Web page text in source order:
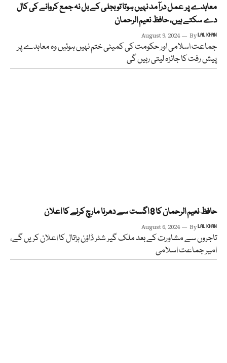
معاہدے پر عمل درآمد نہیں ہوتا تو بجلی کے بل نہ جمع کروانے کی کال
دے سکتے ہیں، حافظ نعیم الرحمان
August 9, 2024 ByLAL KHAN
جماعت اسلامی اور حکومت کی کمیٹی ختم نہیں ہوئیں وہ معاہدے پر
پیش رفت کا جائزہ لیتی رہیں گی
حافظ نعیم الرحمان کا 8 اگست سے دھرنا مارچ کرنے کا اعلان
August 6, 2024 ByLAL KHAN
تاجروں سے مشاورت کے بعد ملک گیر شٹر ڈاؤن ہڑتال کا اعلان کریں گے،
امیر جماعت اسلامی